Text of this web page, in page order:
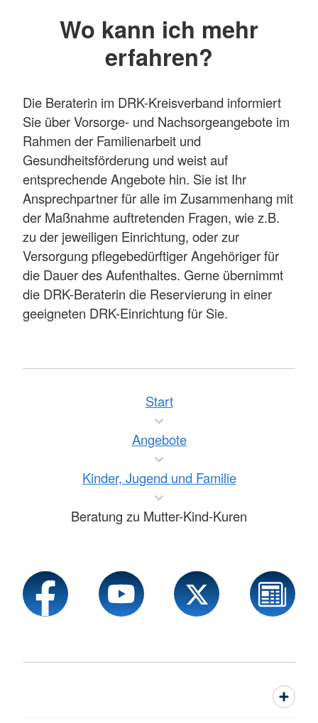
Wo kann ich mehr
erfahren?
Die Beraterin im DRK-Kreisverband informiert
Sie über Vorsorge- und Nachsorgeangebote im
Rahmen der Familienarbeit und
Gesundheitsförderung und weist auf
entsprechende Angebote hin. Sie ist Ihr
Ansprechpartner für alle im Zusammenhang mit
der Maßnahme auftretenden Fragen, wie z.B.
zu der jeweiligen Einrichtung, oder zur
Versorgung pflegebedürftiger Angehöriger für
die Dauer des Aufenthaltes. Gerne übernimmt
die DRK-Beraterin die Reservierung in einer
geeigneten DRK-Einrichtung für Sie.
Start
Angebote
Kinder, Jugend und Familie
Beratung zu Mutter-Kind-Kuren